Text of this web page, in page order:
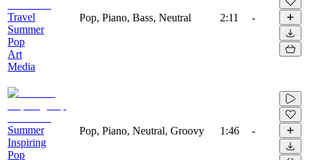
Travel
Summer
Pop
Art
Media
Pop, Piano, Bass, Neutral 2:11 -
Summer
Inspiring
Pop
Pop, Piano, Neutral, Groovy 1:46 -